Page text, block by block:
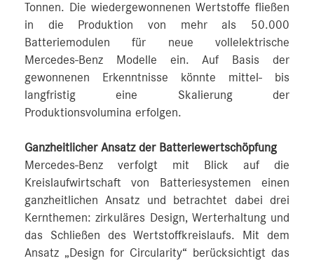
Tonnen. Die wiedergewonnenen Wertstoffe fließen
in die Produktion von mehr als 50.000
Batteriemodulen für neue vollelektrische
Mercedes-Benz Modelle ein. Auf Basis der
gewonnenen Erkenntnisse könnte mittel- bis
langfristig eine Skalierung der
Produktionsvolumina erfolgen.
Ganzheitlicher Ansatz der Batteriewertschöpfung
Mercedes-Benz verfolgt mit Blick auf die
Kreislaufwirtschaft von Batteriesystemen einen
ganzheitlichen Ansatz und betrachtet dabei drei
Kernthemen: zirkuläres Design, Werterhaltung und
das Schließen des Wertstoffkreislaufs. Mit dem
Ansatz „Design for Circularity“ berücksichtigt das